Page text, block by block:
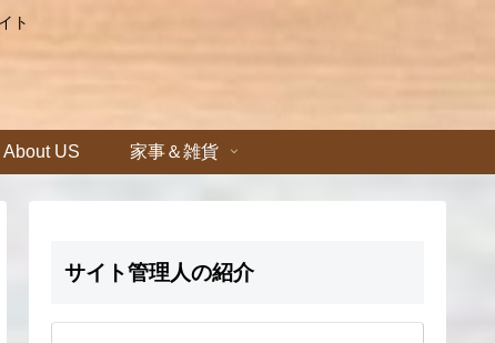
ト
About US 家事＆雑貨
サイト管理人の紹介